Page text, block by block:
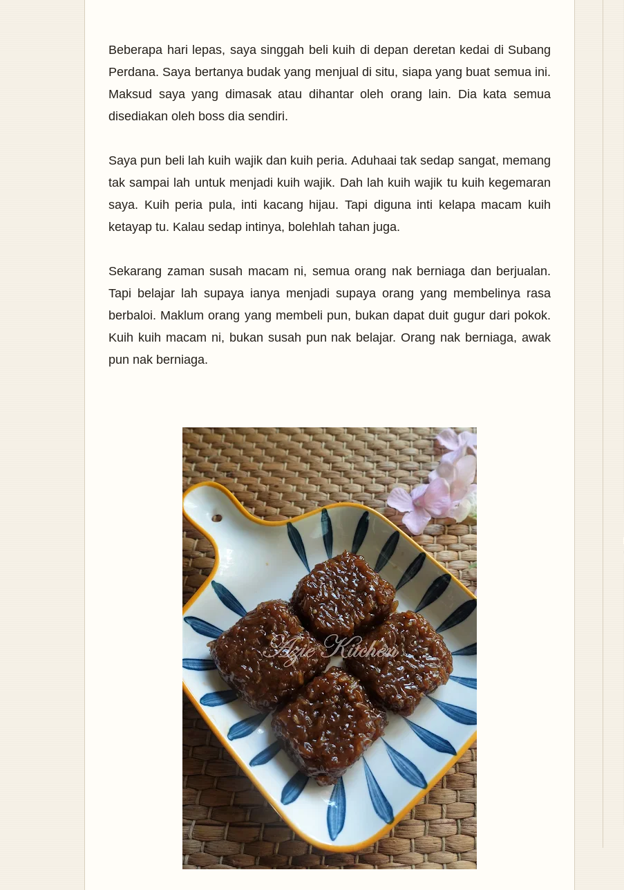
Beberapa hari lepas, saya singgah beli kuih di depan deretan kedai di Subang
Perdana. Saya bertanya budak yang menjual di situ, siapa yang buat semua ini.
Maksud saya yang dimasak atau dihantar oleh orang lain. Dia kata semua
disediakan oleh boss dia sendiri.
Saya pun beli lah kuih wajik dan kuih peria. Aduhaai tak sedap sangat, memang
tak sampai lah untuk menjadi kuih wajik. Dah lah kuih wajik tu kuih kegemaran
saya. Kuih peria pula, inti kacang hijau. Tapi diguna inti kelapa macam kuih
ketayap tu. Kalau sedap intinya, bolehlah tahan juga.
Sekarang zaman susah macam ni, semua orang nak berniaga dan berjualan.
Tapi belajar lah supaya ianya menjadi supaya orang yang membelinya rasa
berbaloi. Maklum orang yang membeli pun, bukan dapat duit gugur dari pokok.
Kuih kuih macam ni, bukan susah pun nak belajar. Orang nak berniaga, awak
pun nak berniaga.